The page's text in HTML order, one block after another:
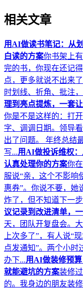
相关文章
用AI做读书笔记：从
白读的方案你书架上
完的书，你现在还记
点，更多就说不出来
时划线、折角、批注
理到亮点提炼，一套
你是不是这样的：打
字、调调日期。领导
出了问题。 年终总结
写...用AI做投诉维权
认真处理你的方案你
服说“亲，这个不影响
惠券”。你说不要，她
炸了，但不知道下一
议记录到改进清单，
天，团队开复盘会。
上次多了”，有人说“
点发通知”。两个小时
办下...用AI做装修预
就能避坑的方案装修
的。我身边的朋友装